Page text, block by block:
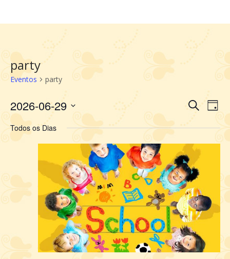
party
Eventos party
de
visuais
de
Eventos
Procurar
Eventosdo
Dia
2026-06-29
Selecione
a
data.
Todos os Dias